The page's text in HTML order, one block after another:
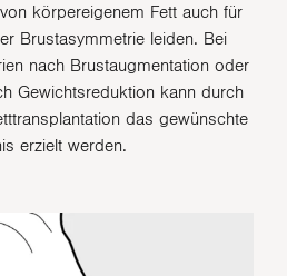
körpereigenem Fett auch für
Brustasymmetrie leiden. Bei
nach Brustaugmentation oder
Gewichtsreduktion kann durch
das gewünschte
erzielt werden.